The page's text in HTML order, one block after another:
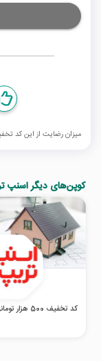
میزان رضایت از این کد
کوپن‌های دیگر اسنپ
کد تخفیف 500 هزار تومانی ویلا اسنپ تریپ